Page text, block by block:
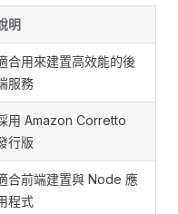
明
合用來建置高效能的後
服務
用 Amazon Corretto
行版
合前端建置與 Node 應
程式